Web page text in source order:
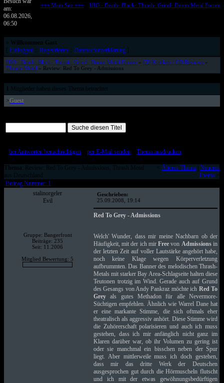
am:
06.08.2026,
06:50
+++ Main Site +++:: HIO - Death- Black- Thrash- Grind- Doom Metal Forum
» Willkommen Gast
Einloggen:: Registrieren:: Datenschutzerklärung]
HIO - Death- Black- Thrash- Grind- Doom Metal Forum » CD Kritiken / CD Reviews»
Thrash-Metal » Review: Red To Grey - Admissions
Mitglieder haben dieses Thema betrachtet
>Guest
bei Antworten benachrichtigen:: per E-Mail senden:: Thema ausdrucken]
Thema : Review: Red To Grey - Admissions, Thrash Metal
aus Deutschland
Älteres Thema| Neueres
Thema>
Beitrag Nummer: 1
stalinorgeler
Evil
Gruppe: Bangerfront
Beiträge: 235
Seit: 11.2006
Mitglied Bewertung: 5
Geschrieben:
25.09.2008, 19:14
Red To Grey - Admissions
Welch' Wunder, dass mir meine Nachbarn ob der
Häufigkeit, mit der ich mirFree von Admissionsin
der letzten Zeit auf voller Lautstärke angehört habe,
noch keine Klage wegen Körperverletzung
aufbrummten. Das Banner des melodischen Thrash-
Metals mit starker Bay Area-Schlagseite halten diese
Teutonen trotzig im Wind. Gerade auch auf Grund
des Gesangs von Andy Pankraz möchte ich Red To
Greyals gutes Methadon für alle Nevermore-
Süchtigen empfehlen. Ähnlich wie Warrel Dane hat
er eine markante Stimme, die sich oftmals eher
theatralisch als aggressiv anhört. Diese Stimme wird
die Zuhörerschaft polarisieren und auch ich muss
gestehen, dass ich mir anfänglich nicht ganz im
Klaren darüber war, ob ihr Volumen zu gering ist
oder sie manchmal ein bisschen neben der Spur
liegt. Aber mittlerweile muss ich doch gestehen,
dass mir das dritte Werk der Deutschen
ausgesprochen gut durch die Hörmuscheln flutscht
und ich mit der etwas gewöhnungsbedürftigen